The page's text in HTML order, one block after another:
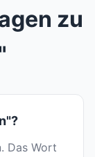
zu
Das Wort